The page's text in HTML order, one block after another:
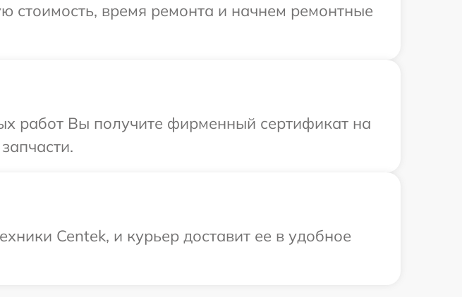
стоимость, время ремонта и начнем ремонтные
работ Вы получите фирменный сертификат на
Centek, и курьер доставит ее в удобное